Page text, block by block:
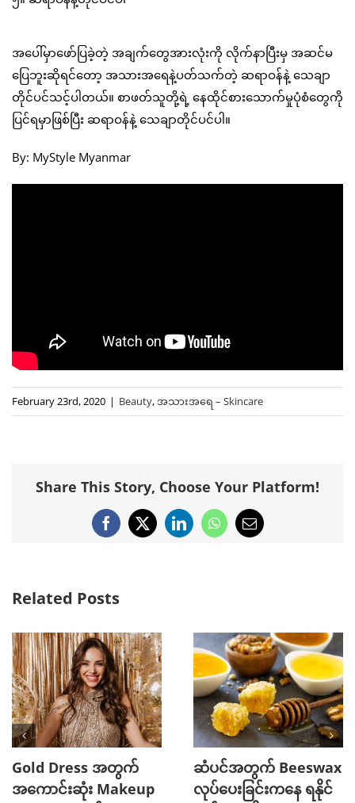
အပေါ်မှာဖော်ပြခဲ့တဲ့ အချက်တွေအားလုံးကို လိုက်နာပြီးမှ အဆင်မ
ပြေဘူးဆိုရင်တော့ အသားအရေနဲ့ပတ်သက်တဲ့ ဆရာဝန်နဲ့ သေချာ
တိုင်ပင်သင့်ပါတယ်။ စာဖတ်သူတို့ရဲ့ နေထိုင်စားသောက်မှုပုံစံတွေကို
ပြင်ရမှာဖြစ်ပြီး ဆရာဝန်နဲ့ သေချာတိုင်ပင်ပါ။
By: MyStyle Myanmar
February 23rd, 2020 | Beauty,အသားအရေ – Skincare
Share This Story, Choose Your Platform!
Facebook
X LinkedInWhatsApp
Email
Related Posts
Gold Dress အတွက်
အကောင်းဆုံး Makeup
ဆံပင်အတွက် Beeswax
လုပ်ပေးခြင်းကနေ ရနိုင်